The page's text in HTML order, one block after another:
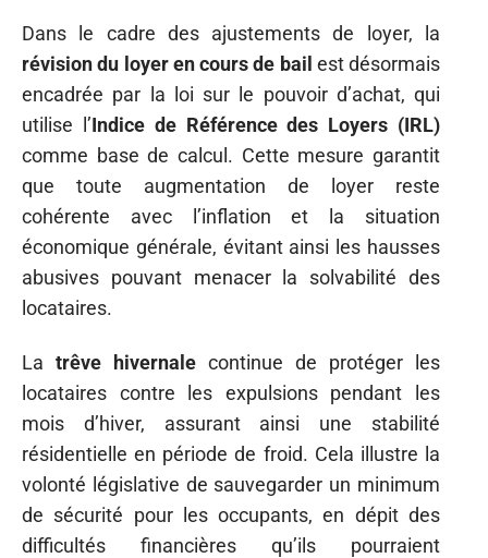
Dans le cadre des ajustements de loyer, la
révision du loyer en cours de bail est désormais
encadrée par la loi sur le pouvoir d’achat, qui
utilise l’Indice de Référence des Loyers (IRL)
comme base de calcul. Cette mesure garantit
que toute augmentation de loyer reste
cohérente avec l’inflation et la situation
économique générale, évitant ainsi les hausses
abusives pouvant menacer la solvabilité des
locataires.
La trêve hivernale continue de protéger les
locataires contre les expulsions pendant les
mois d’hiver, assurant ainsi une stabilité
résidentielle en période de froid. Cela illustre la
volonté législative de sauvegarder un minimum
de sécurité pour les occupants, en dépit des
difficultés financières qu’ils pourraient